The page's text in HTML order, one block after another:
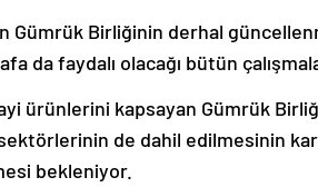
Gümrük Birliğinin derhal
da faydalı olacağı bütün
ürünlerini kapsayan Gümrük
de dahil edilmesinin
bekleniyor.